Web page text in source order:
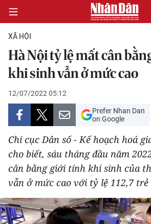
CHÍNH TRỊ
KINH TẾ
VĂN HÓA
XÃ HỘI
PHÁP LUẬT
THẾ GIỚI
XÃ HỘI
Hà Nội tỷ lệ mất cân
khi sinh vẫn ở mức cao
12/07/2022 05:12
Prefer Nhan Dan
on Google
Chi cục Dân số - Kế hoạch hoá
cho biết, sáu tháng đầu năm
cân bằng giới tính khi sinh của
vẫn ở mức cao với tỷ lệ 112,7